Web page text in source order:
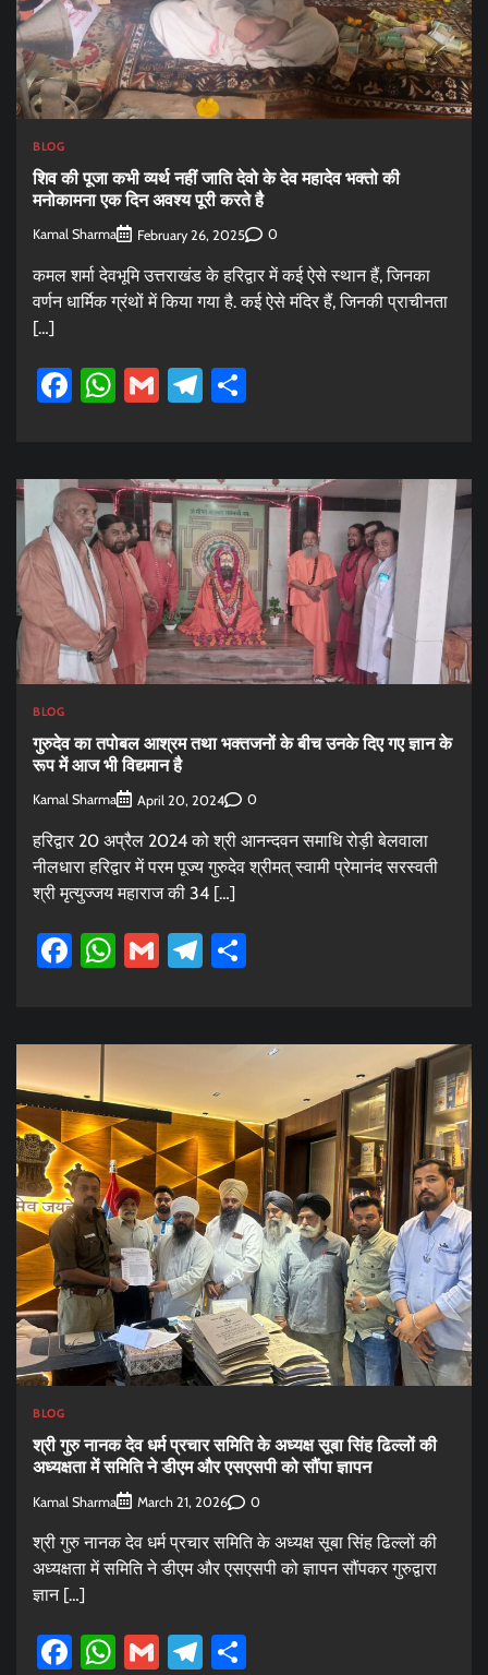
BLOG
शिव की पूजा कभी व्यर्थ नहीं जाति देवो के देव महादेव भक्तो की
मनोकामना एक दिन अवश्य पूरी करते है
Kamal Sharma February 26, 2025 0
कमल शर्मा देवभूमि उत्तराखंड के हरिद्वार में कई ऐसे स्थान हैं, जिनका
वर्णन धार्मिक ग्रंथों में किया गया है. कई ऐसे मंदिर हैं, जिनकी प्राचीनता
[…]
Facebook
WhatsApp
GmailTelegram
BLOG
गुरुदेव का तपोबल आश्रम तथा भक्तजनों के बीच उनके दिए गए ज्ञान के
रूप में आज भी विद्यमान है
Kamal Sharma April 20, 2024 0
हरिद्वार 20 अप्रैल 2024 को श्री आनन्दवन समाधि रोड़ी बेलवाला
नीलधारा हरिद्वार में परम पूज्य गुरुदेव श्रीमत् स्वामी प्रेमानंद सरस्वती
श्री मृत्युज्जय महाराज की 34 […]
Facebook
WhatsApp
GmailTelegram
BLOG
श्री गुरु नानक देव धर्म प्रचार समिति के अध्यक्ष सूबा सिंह ढिल्लों की
अध्यक्षता में समिति ने डीएम और एसएसपी को सौंपा ज्ञापन
Kamal Sharma March 21, 2026 0
श्री गुरु नानक देव धर्म प्रचार समिति के अध्यक्ष सूबा सिंह ढिल्लों की
अध्यक्षता में समिति ने डीएम और एसएसपी को ज्ञापन सौंपकर गुरुद्वारा
ज्ञान […]
Facebook
WhatsApp
GmailTelegram